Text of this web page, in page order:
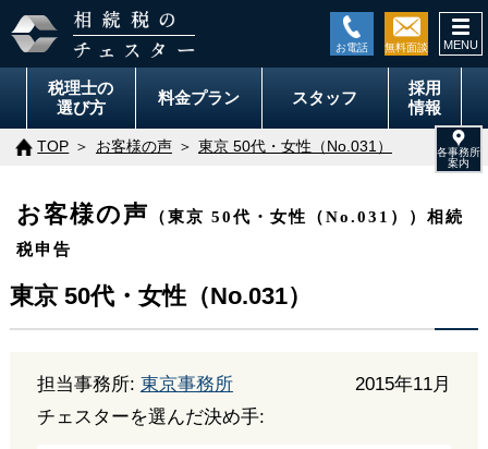
税理士の
選び方
料金プラン スタッフ
採用
情報
TOP お客様の声 東京 50代・女性（No.031）
お客様の声
（東京 50代・女性（No.031））相続
税申告
東京 50代・女性（No.031）
担当事務所: 東京事務所
2015年11月
チェスターを選んだ決め手: